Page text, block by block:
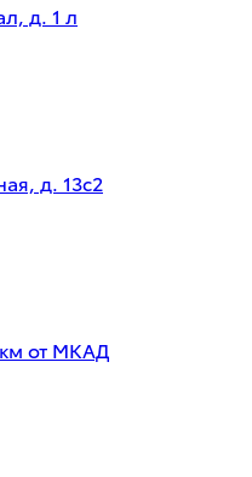
д. 1 л
д. 13с2
от МКАД